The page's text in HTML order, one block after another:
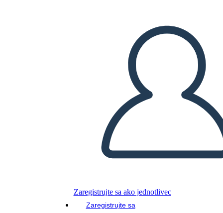
Zaregistrujte sa ako jednotlivec
Zaregistrujte sa